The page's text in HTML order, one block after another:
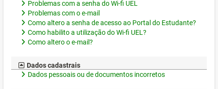
Problemas com a senha do Wi-fi UEL
Problemas com o e-mail
Como altero a senha de acesso ao Portal do Estudante?
Como habilito a utilização do Wi-fi UEL?
Como altero o e-mail?
Dados cadastrais
Dados pessoais ou de documentos incorretos